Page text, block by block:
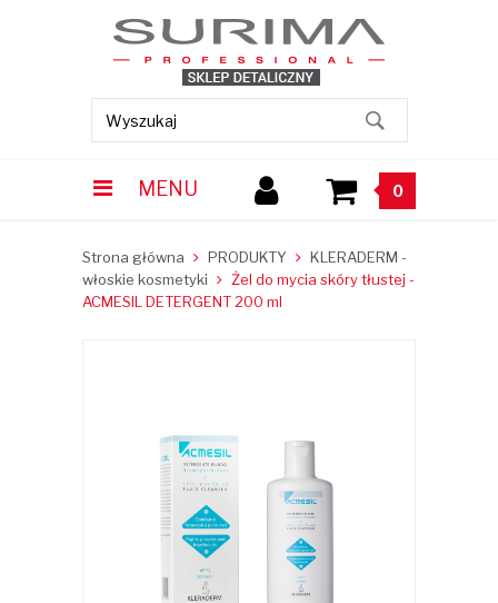
MENU 0
Strona główna PRODUKTY
KLERADERM -
włoskie kosmetyki
Żel do mycia skóry tłustej -
ACMESIL DETERGENT 200 ml